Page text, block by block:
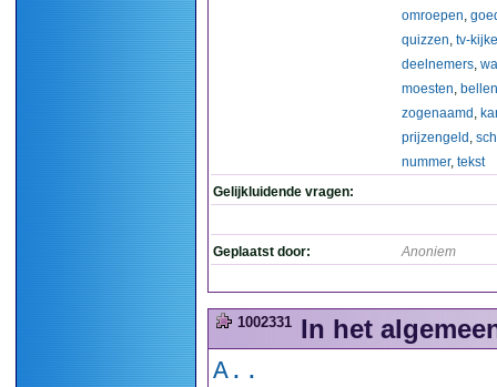
omroepen,
quizzen, tv-
deelnemers,
moesten, bellen
zogenaamd ,
prijzengeld ,
nummer, tekst
Gelijkluidende vragen:
Geplaatst door: Anoniem
1002331 In het
A..